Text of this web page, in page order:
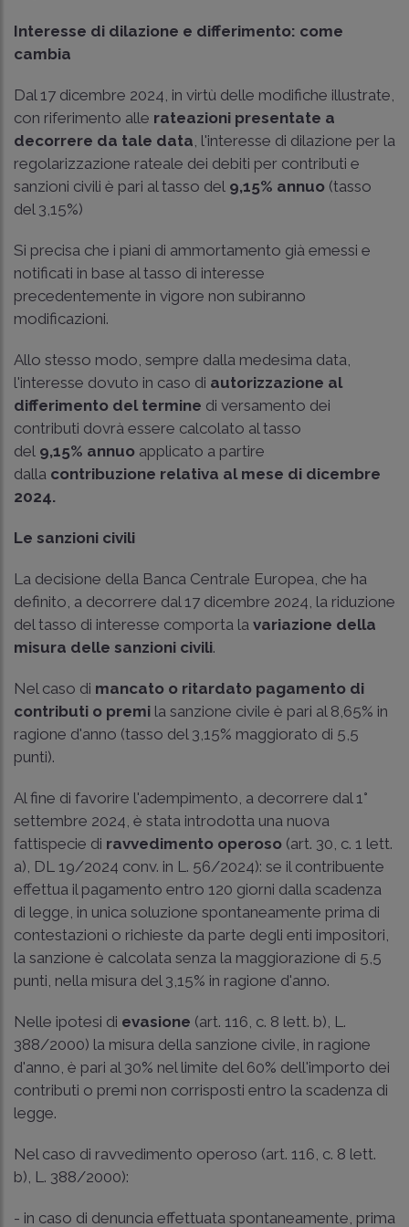
Interesse di dilazione e differimento: come
cambia
Dal 17 dicembre 2024, in virtù delle modifiche illustrate,
con riferimento alle rateazioni presentate a
decorrere da tale data, l'interesse di dilazione per la
regolarizzazione rateale dei debiti per contributi e
sanzioni civili è pari al tasso del 9,15% annuo (tasso
del 3,15%)
Si precisa che i piani di ammortamento già emessi e
notificati in base al tasso di interesse
precedentemente in vigore non subiranno
modificazioni.
Allo stesso modo, sempre dalla medesima data,
l'interesse dovuto in caso di autorizzazione al
differimento del termine di versamento dei
contributi dovrà essere calcolato al tasso
del 9,15% annuo applicato a partire
dalla contribuzione relativa al mese di dicembre
2024.
Le sanzioni civili
La decisione della Banca Centrale Europea, che ha
definito, a decorrere dal 17 dicembre 2024, la riduzione
del tasso di interesse comporta la variazione della
misura delle sanzioni civili.
Nel caso di mancato o ritardato pagamento di
contributi o premi la sanzione civile è pari al 8,65% in
ragione d'anno (tasso del 3,15% maggiorato di 5,5
punti).
Al fine di favorire l'adempimento, a decorrere dal 1°
settembre 2024, è stata introdotta una nuova
fattispecie di ravvedimento operoso (art. 30, c. 1 lett.
a), DL 19/2024 conv. in L. 56/2024): se il contribuente
effettua il pagamento entro 120 giorni dalla scadenza
di legge, in unica soluzione spontaneamente prima di
contestazioni o richieste da parte degli enti impositori,
la sanzione è calcolata senza la maggiorazione di 5,5
punti, nella misura del 3,15% in ragione d'anno.
Nelle ipotesi di evasione (art. 116, c. 8 lett. b), L.
388/2000) la misura della sanzione civile, in ragione
d'anno, è pari al 30% nel limite del 60% dell'importo dei
contributi o premi non corrisposti entro la scadenza di
legge.
Nel caso di ravvedimento operoso (art. 116, c. 8 lett.
b), L. 388/2000):
- in caso di denuncia effettuata spontaneamente, prima